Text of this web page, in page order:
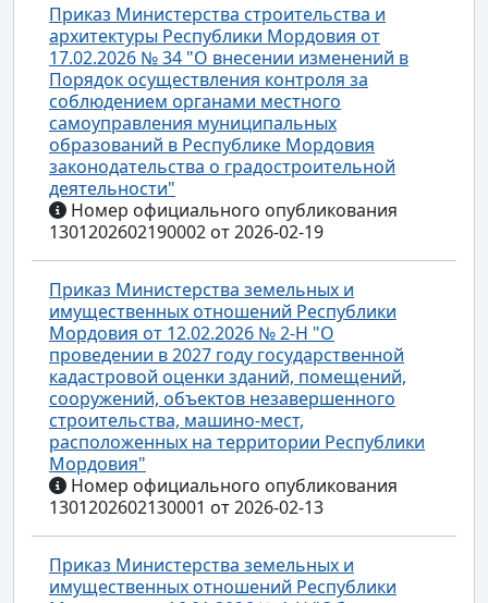
Приказ Министерства строительства и
архитектуры Республики Мордовия от
17.02.2026 № 34 "О внесении изменений в
Порядок осуществления контроля за
соблюдением органами местного
самоуправления муниципальных
образований в Республике Мордовия
законодательства о градостроительной
деятельности"
Номер официального опубликования
1301202602190002 от 2026-02-19
Приказ Министерства земельных и
имущественных отношений Республики
Мордовия от 12.02.2026 № 2-Н "О
проведении в 2027 году государственной
кадастровой оценки зданий, помещений,
сооружений, объектов незавершенного
строительства, машино-мест,
расположенных на территории Республики
Мордовия"
Номер официального опубликования
1301202602130001 от 2026-02-13
Приказ Министерства земельных и
имущественных отношений Республики